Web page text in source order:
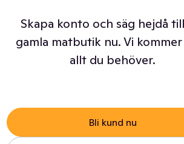
Skapa konto och säg hejdå
gamla matbutik nu. Vi
allt du behöver.
Bli kund nu